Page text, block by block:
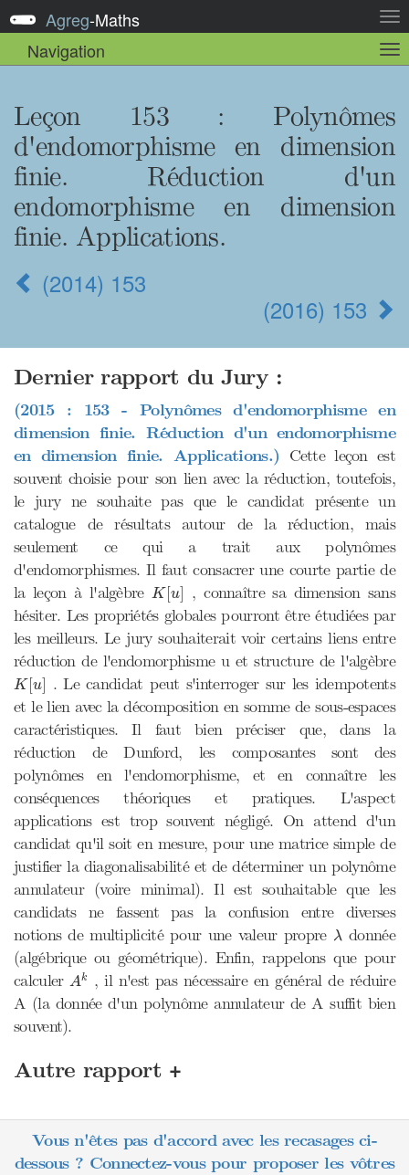
la
Agreg-Maths
Navigation
la
Leçon 153 : Polynômes
d'endomorphisme en dimension
finie. Réduction d'un
endomorphisme en dimension
finie. Applications.
(2014) 153
(2016) 153
Dernier rapport du Jury :
(2015 : 153 - Polynômes d'endomorphisme en
dimension finie. Réduction d'un endomorphisme
en dimension finie. Applications.) Cette leçon est
souvent choisie pour son lien avec la réduction, toutefois,
le jury ne souhaite pas que le candidat présente un
catalogue de résultats autour de la réduction, mais
seulement ce qui a trait aux polynômes
d'endomorphismes. Il faut consacrer une courte partie de
la leçon à l'algèbreK[u]
K[u ] , connaître sa dimension sans
hésiter. Les propriétés globales pourront être étudiées par
les meilleurs. Le jury souhaiterait voir certains liens entre
réduction de l'endomorphisme u et structure de l'algèbre
K[u]
K[u ] . Le candidat peut s'interroger sur les idempotents
et le lien avec la décomposition en somme de sous-espaces
caractéristiques. Il faut bien préciser que, dans la
réduction de Dunford, les composantes sont des
polynômes en l'endomorphisme, et en connaître les
conséquences théoriques et pratiques. L'aspect
applications est trop souvent négligé. On attend d'un
candidat qu'il soit en mesure, pour une matrice simple de
justifier la diagonalisabilité et de déterminer un polynôme
annulateur (voire minimal). Il est souhaitable que les
candidats ne fassent pas la confusion entre diverses
notions de multiplicité pour une valeur propre λ
λdonnée
(algébrique ou géométrique). Enfin, rappelons que pour
calculerAk
Ak , il n'est pas nécessaire en général de réduire
A (la donnée d'un polynôme annulateur de A suffit bien
souvent).
Autre rapport +
Vous n'êtes pas d'accord avec les recasages ci-
dessous ? Connectez-vous pour proposer les vôtres